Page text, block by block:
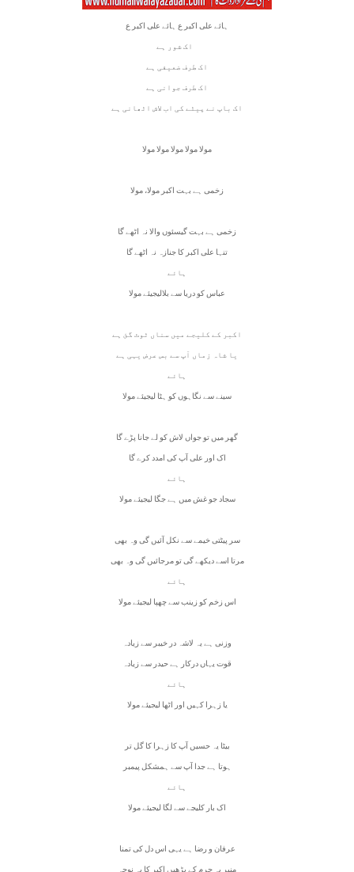
ہائے علی اکبر ع ہائے علی اکبر ع
اک طرف ضعیفی ہے
اک طرف جوانی ہے
اک باپ نے پیٹے کی اب لاش اٹھانی ہے
مولا مولا مولا مولا مولا
زخمی ہے بہت اکبر مولا، مولا
زخمی ہے بہت گیسئوں والا نہ اٹھے گا
تنہا علی اکبر کا جنازہ نہ اٹھے گا
ہائے
عباس کو دریا سے بلالیجیئے مولا
اکبر کے کلیجے میں سناں ٹوٹ گئ ہے
یا شاہ زماں آپ سے بس عرض یہی ہے
ہائے
سینے سے نگاہوں کو ہٹا لیجیئے مولا
گھر میں تو جواں لاش کو لے جانا پڑے گا
اک اور علی آپ کی امدد کرے گا
ہائے
سجاد جو غش میں ہے جگا لیجیئے مولا
سر پیٹتی خیمے سے نکل آئیں گی وہ بھی
مرتا اسے دیکھے گی تو مرجائیں گی وہ بھی
ہائے
اس زخم کو زینب سے چھپا لیجیئے مولا
وزنی ہے یہ لاشہ در خیبر سے زیادہ
قوت یہاں درکار ہے حیدر سے زیادہ
ہائے
یا زہرا کہیں اور اٹھا لیجیئے مولا
بیٹا یہ حسیں آپ کا زہرا کا گل تر
ہوتا ہے جدا آپ سے ہمشکل پیمبر
ہائے
اک بار کلیجے سے لگا لیجیئے مولا
عرفان و رضا ہے یہی اس دل کی تمنا
منبر پہ حرم کے پڑھیں اکبر کا یہ نوحہ